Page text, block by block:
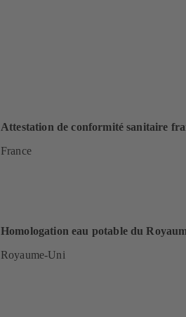
Attestation de conformité sanitaire
France
Homologation eau potable du
Royaume-Uni